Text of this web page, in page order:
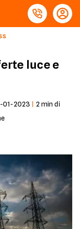
luce e
01-2023 2 min di